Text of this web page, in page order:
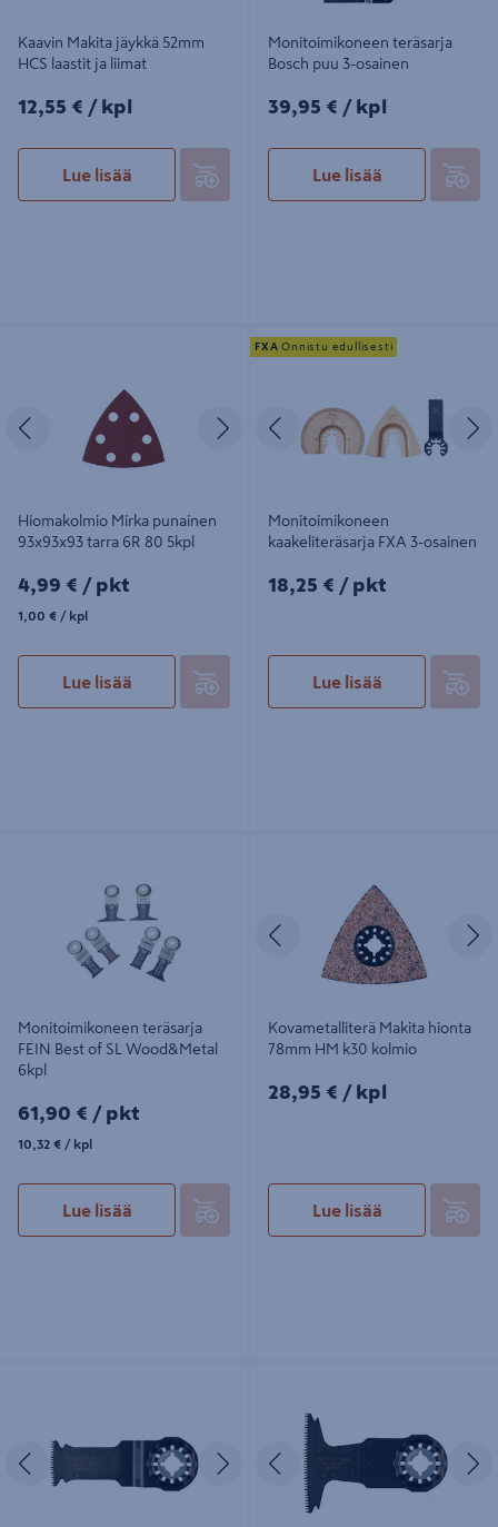
Kaavin Makita jäykkä 52mm
HCS laastit ja liimat
12,55€/kpl
12,55 € / kpl
Lue lisää
Monitoimikoneen teräsarja
Bosch puu 3-osainen
39,95€/kpl
39,95 € / kpl
Lue lisää
Edellinen Seuraava
Hiomakolmio Mirka punainen
93x93x93 tarra 6R 80 5kpl
4,99€/pkt
4,99 € / pkt
1,00€/kpl
1,00 € / kpl
Lue lisää
Monitoimikoneen kaakeliteräsarja
FXA 3-osainen
Edellinen
Monitoimikoneen
kaakeliteräsarja FXA 3-osainen
18,25€/pkt
18,25 € / pkt
Lue lisää
FXA Onnistu edullisesti
Monitoimikoneen teräsarja
FEIN Best of SL Wood&Metal
6kpl
61,90€/pkt
61,90 € / pkt
10,32€/kpl
10,32 € / kpl
Lue lisää
Edellinen
Kovametalliterä Makita hionta
78mm HM k30 kolmio
28,95€/kpl
28,95 € / kpl
Lue lisää
Edellinen SeuraavaEdellinen